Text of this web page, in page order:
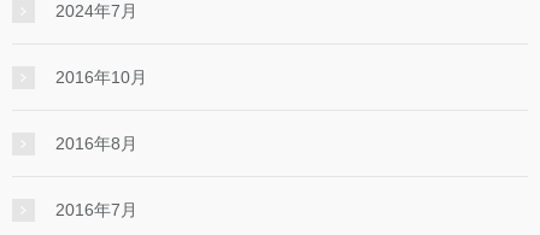
2024年7月
2016年10月
2016年8月
2016年7月